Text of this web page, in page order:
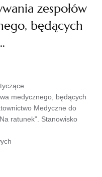
zespołów
będących
medycznego, będących
Medyczne do
ratunek”. Stanowisko